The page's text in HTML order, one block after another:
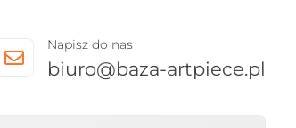

Napisz do nas
biuro@baza-artpiece.pl